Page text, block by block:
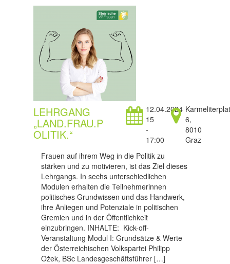
LEHRGANG
„LAND.FRAU.P
OLITIK.“
12.04.2024
15
-
17:00
6,
8010
Graz
Frauen auf ihrem Weg in die Politik zu
stärken und zu motivieren, ist das Ziel dieses
Lehrgangs. In sechs unterschiedlichen
Modulen erhalten die Teilnehmerinnen
politisches Grundwissen und das Handwerk,
ihre Anliegen und Potenziale in politischen
Gremien und in der Öffentlichkeit
einzubringen. INHALTE: Kick-off-
Veranstaltung Modul I: Grundsätze & Werte
der Österreichischen Volkspartei Philipp
Ožek, BSc Landesgeschäftsführer […]